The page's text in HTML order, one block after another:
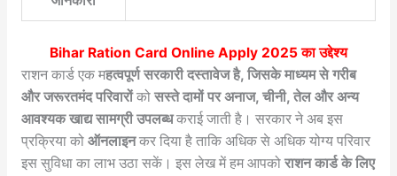
Bihar Ration Card Online Apply 2025का उद्देश्य
राशन कार्ड एक महत्वपूर्ण सरकारी दस्तावेज है, जिसके माध्यम से गरीब
और जरूरतमंद परिवारोंको सस्ते दामों पर अनाज, चीनी, तेल और अन्य
आवश्यक खाद्य सामग्री उपलब्धकराई जाती है। सरकार ने अब इस
प्रक्रिया को ऑनलाइनकर दिया है ताकि अधिक से अधिक योग्य परिवार
इस सुविधा का लाभ उठा सकें। इस लेख में हम आपको राशन कार्ड के लिए